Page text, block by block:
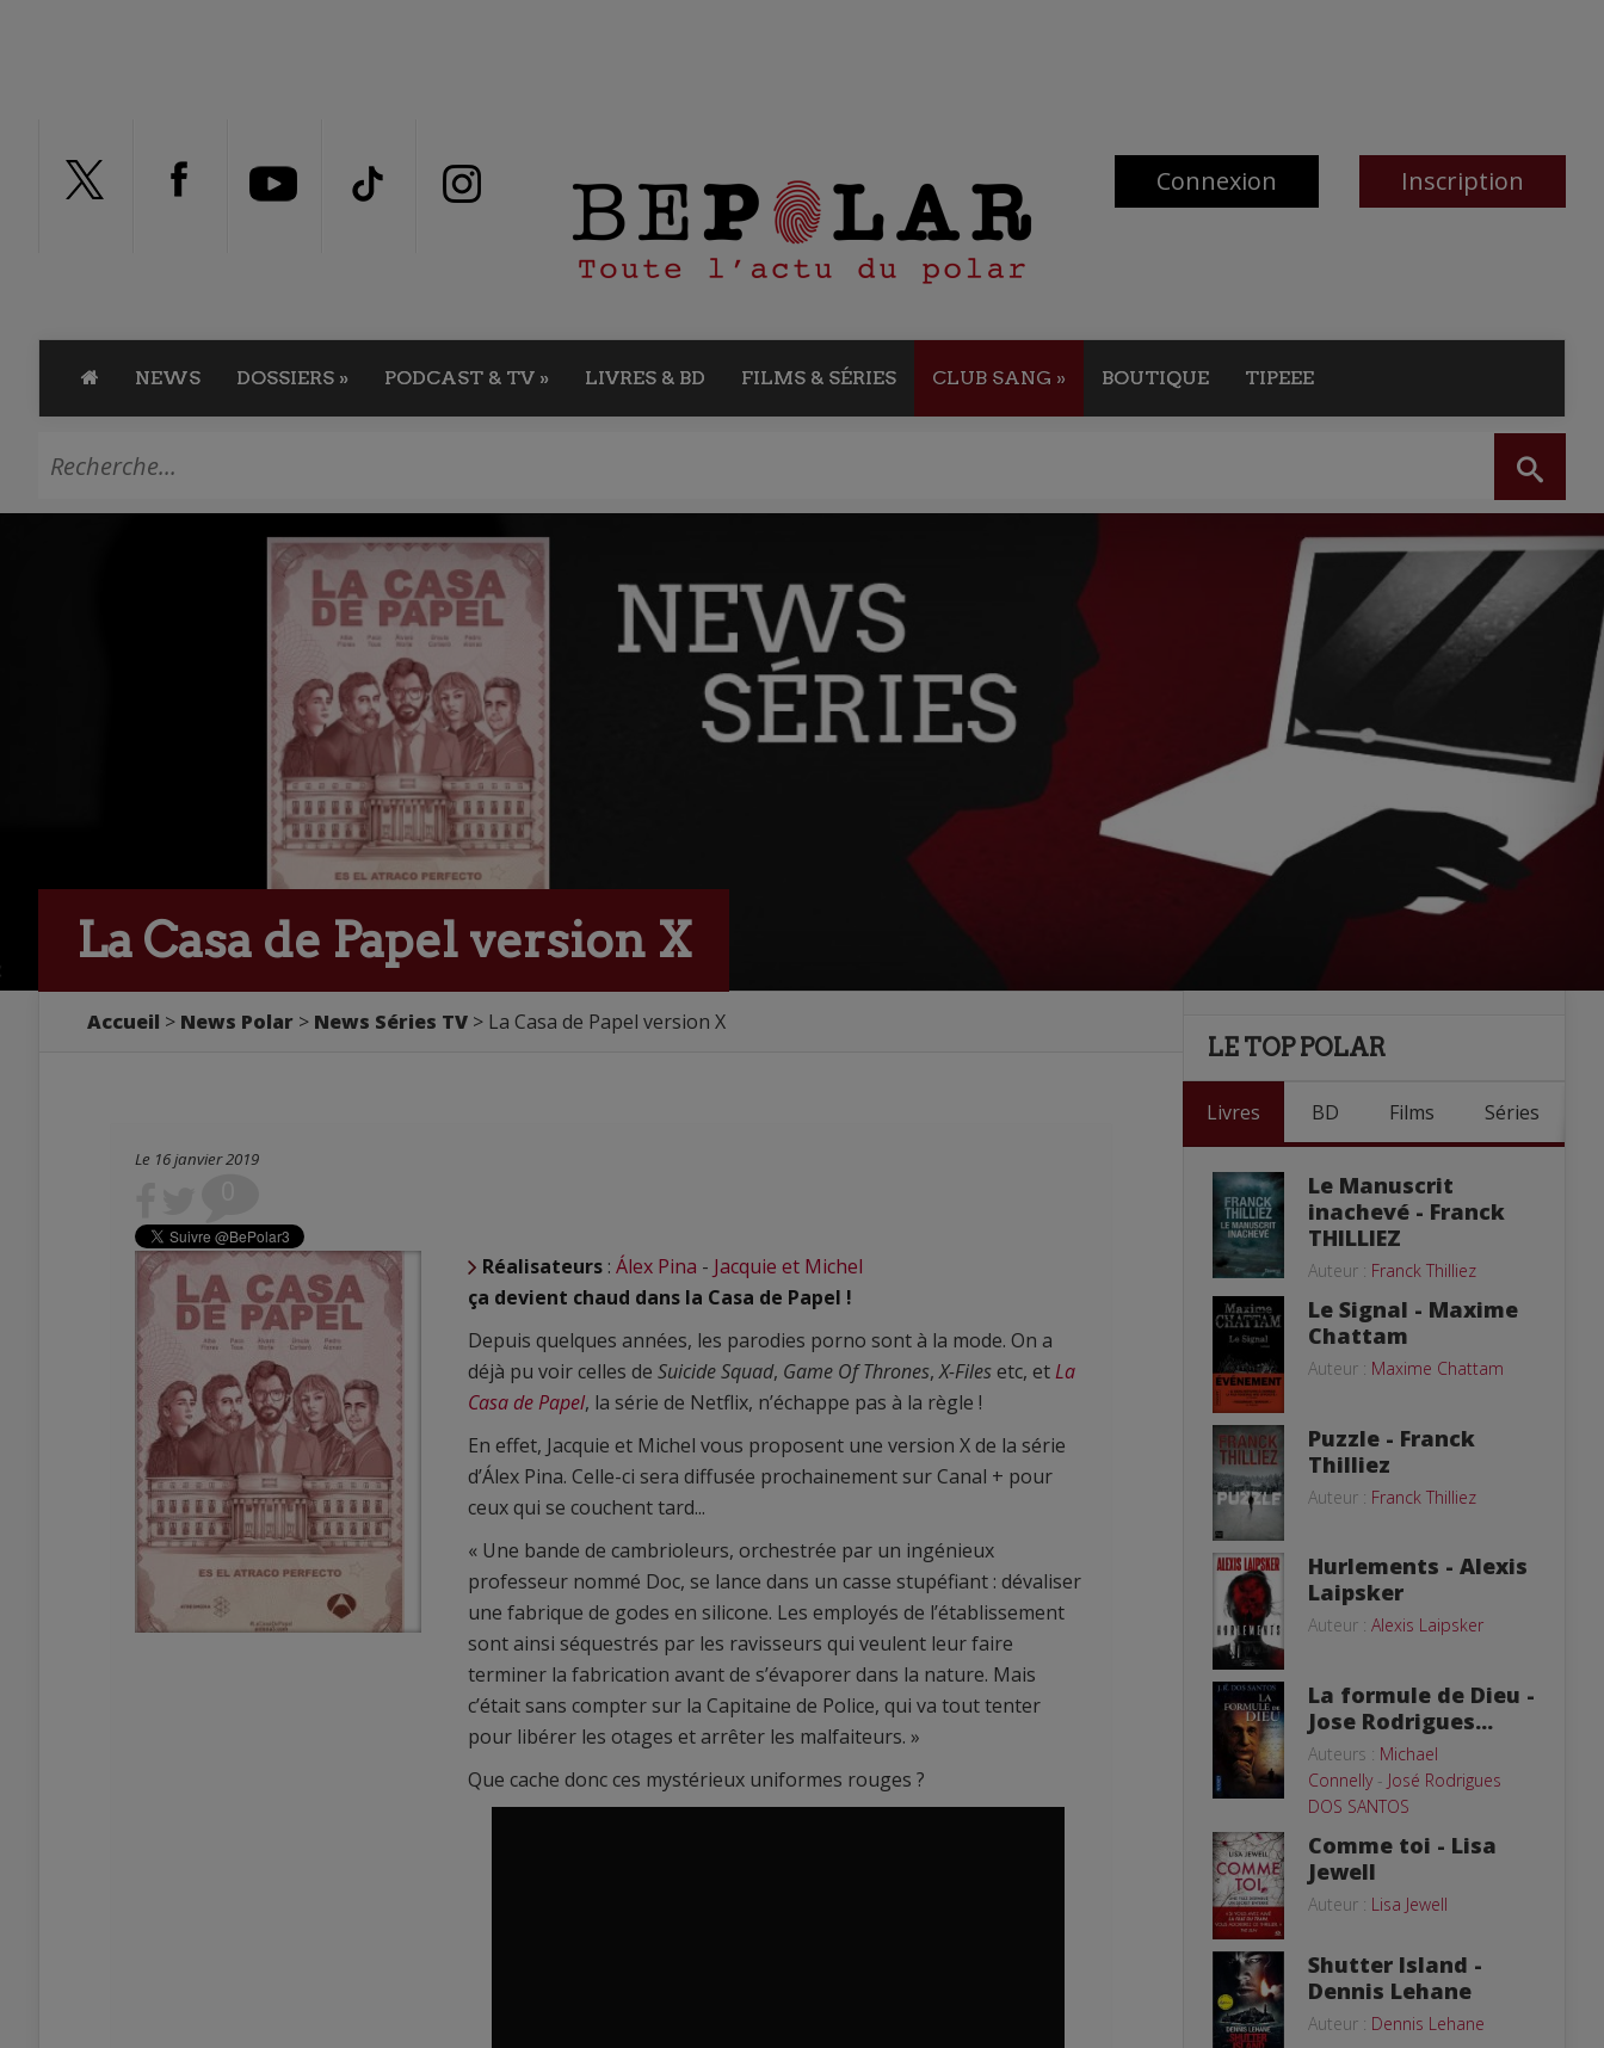
Connexion Inscription
NEWS DOSSIERS » PODCAST & TV » LIVRES & BD FILMS & SÉRIES CLUB SANG » BOUTIQUE TIPEEE
La Casa de Papel version X
Accueil > News Polar > News Séries TV > La Casa de Papel version X
Le 16 janvier 2019
Réalisateurs : Álex Pina - Jacquie et Michel
ça devient chaud dans la Casa de Papel !
Depuis quelques années, les parodies porno sont à la mode. On a
déjà pu voir celles de Suicide Squad, Game Of Thrones,X-Filesetc, etLa
Casa de Papel, la série de Netflix, n’échappe pas à la règle !
En effet, Jacquie et Michel vous proposent une version X de la série
d’Álex Pina. Celle-ci sera diffusée prochainement sur Canal + pour
ceux qui se couchent tard...
« Une bande de cambrioleurs, orchestrée par un ingénieux
professeur nommé Doc, se lance dans un casse stupéfiant : dévaliser
une fabrique de godes en silicone. Les employés de l’établissement
sont ainsi séquestrés par les ravisseurs qui veulent leur faire
terminer la fabrication avant de s’évaporer dans la nature. Mais
c’était sans compter sur la Capitaine de Police, qui va tout tenter
pour libérer les otages et arrêter les malfaiteurs. »
Que cache donc ces mystérieux uniformes rouges ?
LE TOP POLAR
Livres BD Films Séries
Le Manuscrit
inachevé - Franck
THILLIEZ
Auteur : Franck Thilliez
Le Signal - Maxime
Chattam
Auteur : Maxime Chattam
Puzzle - Franck
Thilliez
Auteur : Franck Thilliez
Hurlements - Alexis
Laipsker
Auteur : Alexis Laipsker
La formule de Dieu -
Jose Rodrigues...
Auteurs : Michael
Connelly- José Rodrigues
DOS SANTOS
Comme toi - Lisa
Jewell
Auteur : Lisa Jewell
Shutter Island -
Dennis Lehane
Auteur : Dennis Lehane